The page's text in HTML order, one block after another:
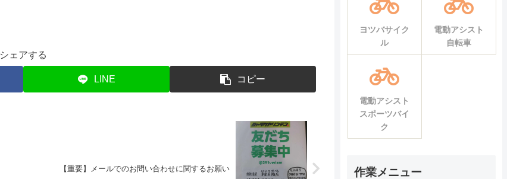
シェアする
LINE コピー
【重要】メールでのお問い合わせに関するお願い
ヨツバサイク
ル
電動アシスト
自転車
電動アシスト
スポーツバイ
ク
作業メニュー